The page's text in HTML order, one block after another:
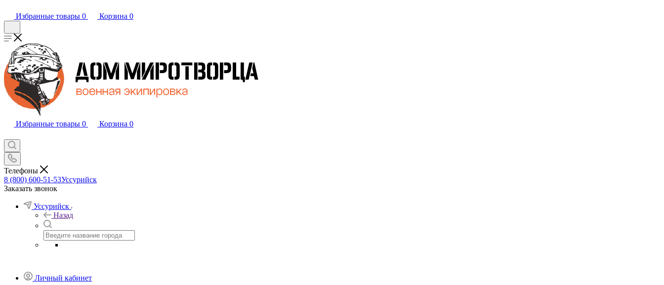
Избранные товары 0 Корзина 0
Избранные товары 0 Корзина 0
Телефоны
8 (800) 600-51-53Уссурийск
Заказать звонок
Уссурийск
Назад
Личный кабинет